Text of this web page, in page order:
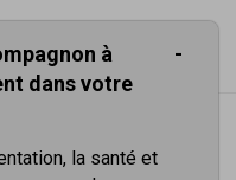
à
dans votre
la santé et